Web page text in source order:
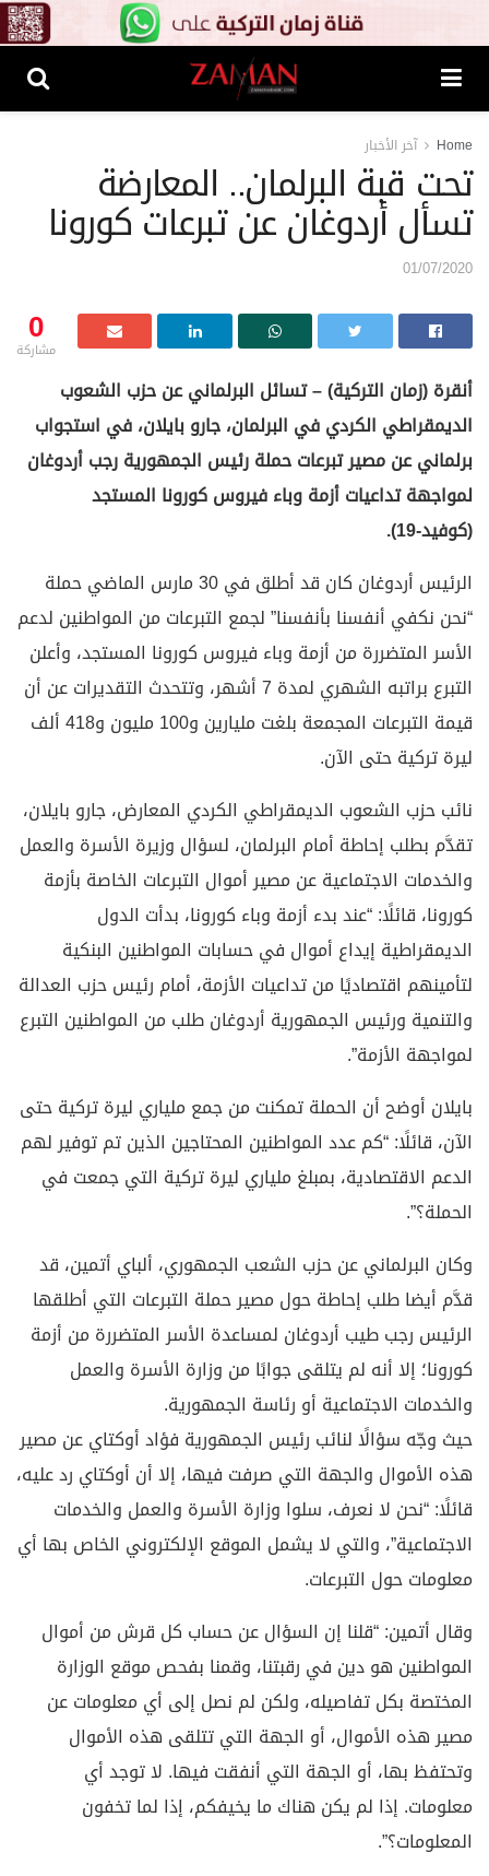
Home آخر الأخبار
تحت قبة البرلمان.. المعارضة
تسأل أردوغان عن تبرعات كورونا
01/07/2020
0
مشاركة
أنقرة (زمان التركية) – تسائل البرلماني عن حزب الشعوب
الديمقراطي الكردي في البرلمان، جارو بايلان، في استجواب
برلماني عن مصير تبرعات حملة رئيس الجمهورية رجب أردوغان
لمواجهة تداعيات أزمة وباء فيروس كورونا المستجد
(كوفيد-19).
الرئيس أردوغان كان قد أطلق في 30 مارس الماضي حملة
“نحن نكفي أنفسنا بأنفسنا” لجمع التبرعات من المواطنين لدعم
الأسر المتضررة من أزمة وباء فيروس كورونا المستجد، وأعلن
التبرع براتبه الشهري لمدة 7 أشهر، وتتحدث التقديرات عن أن
قيمة التبرعات المجمعة بلغت مليارين و100 مليون و418 ألف
ليرة تركية حتى الآن.
نائب حزب الشعوب الديمقراطي الكردي المعارض، جارو بايلان،
تقدَّم بطلب إحاطة أمام البرلمان، لسؤال وزيرة الأسرة والعمل
والخدمات الاجتماعية عن مصير أموال التبرعات الخاصة بأزمة
كورونا، قائلًا: “عند بدء أزمة وباء كورونا، بدأت الدول
الديمقراطية إيداع أموال في حسابات المواطنين البنكية
لتأمينهم اقتصاديًا من تداعيات الأزمة، أمام رئيس حزب العدالة
والتنمية ورئيس الجمهورية أردوغان طلب من المواطنين التبرع
لمواجهة الأزمة”.
بايلان أوضح أن الحملة تمكنت من جمع ملياري ليرة تركية حتى
الآن، قائلًا: “كم عدد المواطنين المحتاجين الذين تم توفير لهم
الدعم الاقتصادية، بمبلغ ملياري ليرة تركية التي جمعت في
الحملة؟”.
وكان البرلماني عن حزب الشعب الجمهوري، ألباي أتمين، قد
قدَّم أيضا طلب إحاطة حول مصير حملة التبرعات التي أطلقها
الرئيس رجب طيب أردوغان لمساعدة الأسر المتضررة من أزمة
كورونا؛ إلا أنه لم يتلقى جوابًا من وزارة الأسرة والعمل
والخدمات الاجتماعية أو رئاسة الجمهورية.
حيث وجّه سؤالًا لنائب رئيس الجمهورية فؤاد أوكتاي عن مصير
هذه الأموال والجهة التي صرفت فيها، إلا أن أوكتاي رد عليه،
قائلًا: “نحن لا نعرف، سلوا وزارة الأسرة والعمل والخدمات
الاجتماعية”، والتي لا يشمل الموقع الإلكتروني الخاص بها أي
معلومات حول التبرعات.
وقال أتمين: “قلنا إن السؤال عن حساب كل قرش من أموال
المواطنين هو دين في رقبتنا، وقمنا بفحص موقع الوزارة
المختصة بكل تفاصيله، ولكن لم نصل إلى أي معلومات عن
مصير هذه الأموال، أو الجهة التي تتلقى هذه الأموال
وتحتفظ بها، أو الجهة التي أنفقت فيها. لا توجد أي
معلومات. إذا لم يكن هناك ما يخيفكم، إذا لما تخفون
المعلومات؟”.